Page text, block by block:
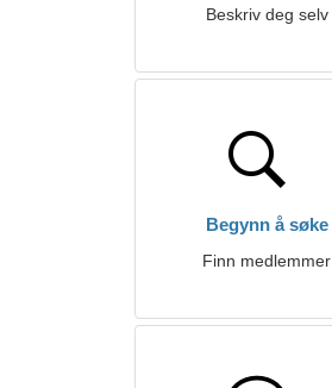
Beskriv deg selv
Begynn å søke
Finn medlemmer